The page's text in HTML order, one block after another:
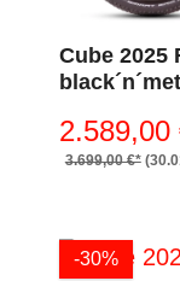
Cube 2025
2.589,00
3.699,00 €*
-30%